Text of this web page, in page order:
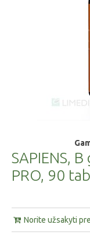
SAPIENS,
PRO, 90
Norite užsakyti